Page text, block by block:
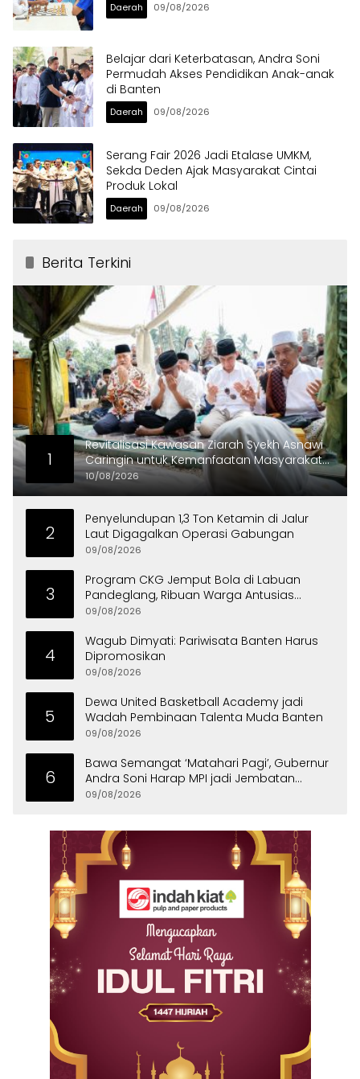
Daerah 09/08/2026
Belajar dari Keterbatasan, Andra Soni
Permudah Akses Pendidikan Anak-anak
di Banten
Daerah 09/08/2026
Serang Fair 2026 Jadi Etalase UMKM,
Sekda Deden Ajak Masyarakat Cintai
Produk Lokal
Daerah 09/08/2026
Berita Terkini
1
Revitalisasi Kawasan Ziarah Syekh Asnawi
Caringin untuk Kemanfaatan Masyarakat
dan Menjaga Nilai Sejarah
10/08/2026
2
Penyelundupan 1,3 Ton Ketamin di Jalur
Laut Digagalkan Operasi Gabungan
09/08/2026
3
Program CKG Jemput Bola di Labuan
Pandeglang, Ribuan Warga Antusias
Periksa Kesehatan
09/08/2026
4
Wagub Dimyati: Pariwisata Banten Harus
Dipromosikan
09/08/2026
5
Dewa United Basketball Academy jadi
Wadah Pembinaan Talenta Muda Banten
09/08/2026
6
Bawa Semangat ‘Matahari Pagi’, Gubernur
Andra Soni Harap MPI jadi Jembatan
Aspirasi Warga Banten
09/08/2026